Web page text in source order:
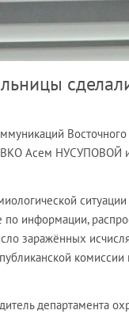
Асем НУСУПОВОЙ и
информации,
заражённых
департамента